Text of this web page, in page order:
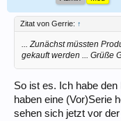
Zitat von Gerrie: ↑
... Zunächst müssten
gekauft werden ... Grüße
So ist es. Ich habe
haben eine (Vor)Serie
sehen sich jetzt vor